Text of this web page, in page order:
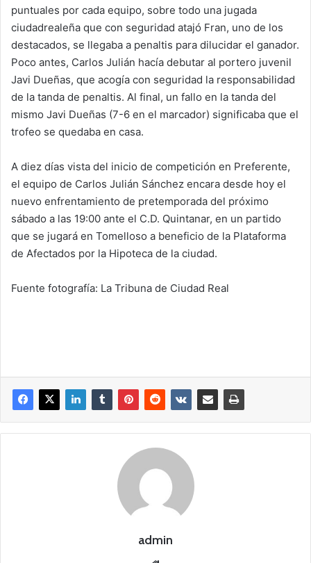
puntuales por cada equipo, sobre todo una jugada
ciudadrealeña que con seguridad atajó Fran, uno de los
destacados, se llegaba a penaltis para dilucidar el ganador.
Poco antes, Carlos Julián hacía debutar al portero juvenil
Javi Dueñas, que acogía con seguridad la responsabilidad
de la tanda de penaltis. Al final, un fallo en la tanda del
mismo Javi Dueñas (7-6 en el marcador) significaba que el
trofeo se quedaba en casa.
A diez días vista del inicio de competición en Preferente,
el equipo de Carlos Julián Sánchez encara desde hoy el
nuevo enfrentamiento de pretemporada del próximo
sábado a las 19:00 ante el C.D. Quintanar, en un partido
que se jugará en Tomelloso a beneficio de la Plataforma
de Afectados por la Hipoteca de la ciudad.
Fuente fotografía: La Tribuna de Ciudad Real
admin